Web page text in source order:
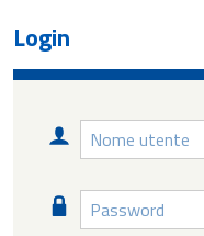
Login
Nome
utente
Password